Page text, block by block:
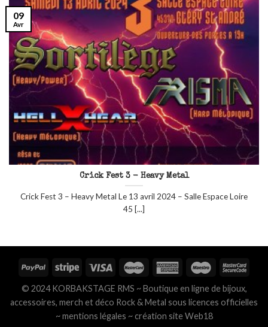
Crick Fest 3 - Heavy Metal
Crick Fest 3 – Heavy Metal Le 13 avril 2024 – Salle Espace Loire
45 [...]
09
Avr
© 2024 KORBAKSTAGE RMS ~ Boutique en ligne de bijoux,
accessoires, merch et déco Rock & Metal sous licences officielles
~mentions légales ~ création site Web18